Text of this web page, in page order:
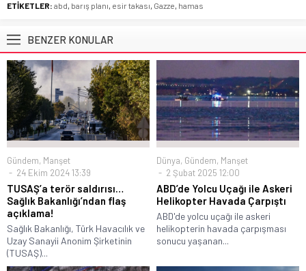
ETİKETLER: abd, barış planı, esir takası, Gazze, hamas
BENZER KONULAR
Gündem, Manşet
24 Ekim 2024 13:39
TUSAŞ’a terör saldırısı…
Sağlık Bakanlığı’ndan flaş
açıklama!
Sağlık Bakanlığı, Türk Havacılık ve
Uzay Sanayii Anonim Şirketinin
(TUSAŞ)...
Dünya, Gündem, Manşet
2 Şubat 2025 12:00
ABD’de Yolcu Uçağı ile Askeri
Helikopter Havada Çarpıştı
ABD'de yolcu uçağı ile askeri
helikopterin havada çarpışması
sonucu yaşanan...